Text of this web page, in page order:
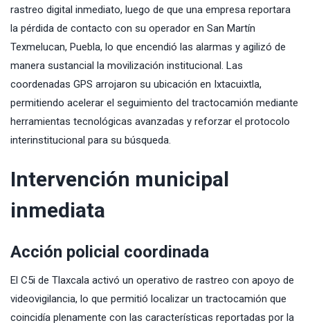
rastreo digital inmediato, luego de que una empresa reportara
la pérdida de contacto con su operador en San Martín
Texmelucan, Puebla, lo que encendió las alarmas y agilizó de
manera sustancial la movilización institucional. Las
coordenadas GPS arrojaron su ubicación en Ixtacuixtla,
permitiendo acelerar el seguimiento del tractocamión mediante
herramientas tecnológicas avanzadas y reforzar el protocolo
interinstitucional para su búsqueda.
Intervención municipal
inmediata
Acción policial coordinada
El C5i de Tlaxcala activó un operativo de rastreo con apoyo de
videovigilancia, lo que permitió localizar un tractocamión que
coincidía plenamente con las características reportadas por la